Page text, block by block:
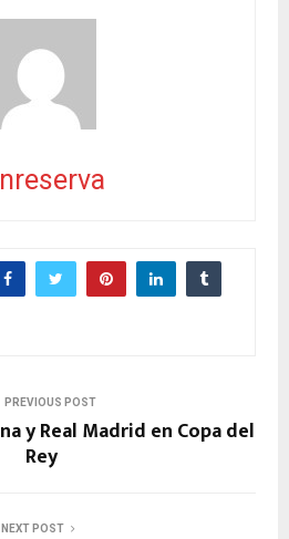
PREVIOUS POST
y Real Madrid en Copa del
Rey
NEXT POST